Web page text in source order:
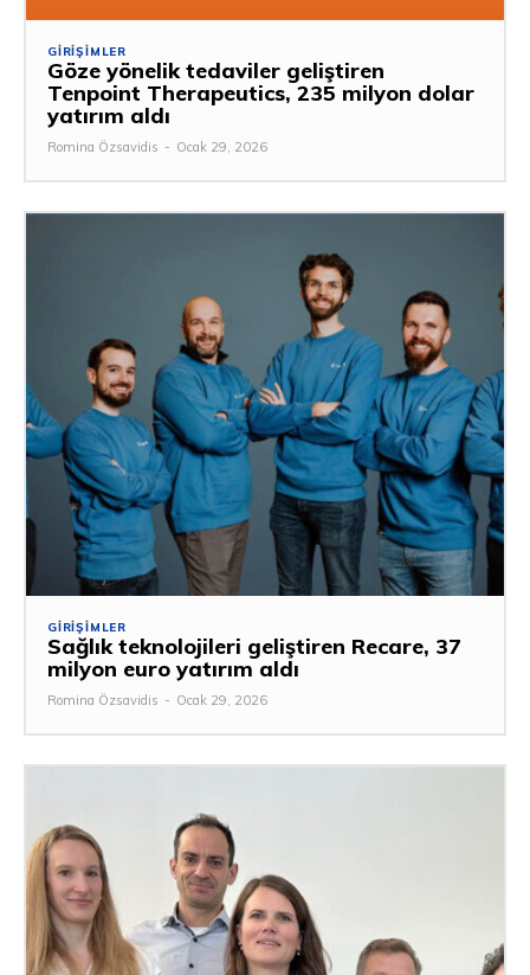
GIRIŞIMLER
Göze yönelik tedaviler geliştiren
Tenpoint Therapeutics, 235 milyon dolar
yatırım aldı
Romina Özsavidis - Ocak 29, 2026
GIRIŞIMLER
Sağlık teknolojileri geliştiren Recare, 37
milyon euro yatırım aldı
Romina Özsavidis - Ocak 29, 2026